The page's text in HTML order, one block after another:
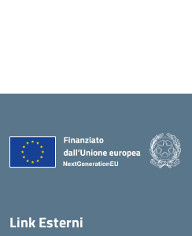
Link Esterni